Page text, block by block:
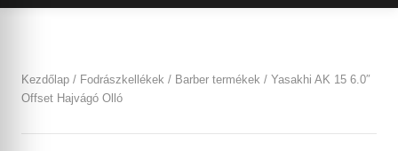
Kezdőlap / Fodrászkellékek / Barber termékek / Yasakhi AK 15 6.0″
Offset Hajvágó Olló